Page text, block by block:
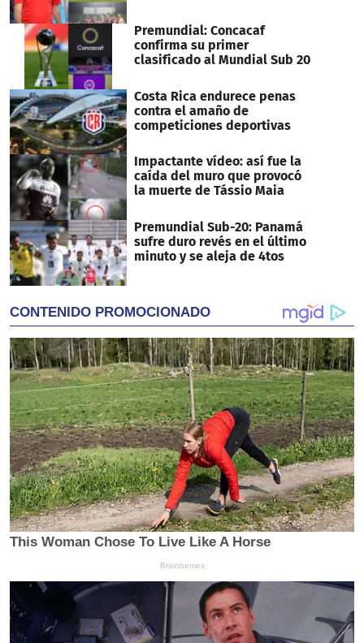
Premundial: Concacaf
confirma su primer
clasificado al Mundial Sub 20
Costa Rica endurece penas
contra el amaño de
competiciones deportivas
Impactante vídeo: así fue la
caída del muro que provocó
la muerte de Tássio Maia
Premundial Sub-20: Panamá
sufre duro revés en el último
minuto y se aleja de 4tos